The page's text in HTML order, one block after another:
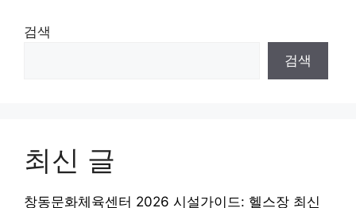
검색
검색
최신 글
창동문화체육센터 2026 시설가이드: 헬스장 최신